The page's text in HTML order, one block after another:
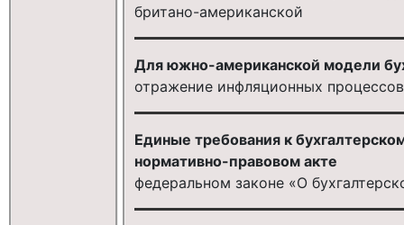
британо-американской
Для южно-американской модели
отражение инфляционных процессов
Единые требования к
нормативно-правовом акте
федеральном законе «О